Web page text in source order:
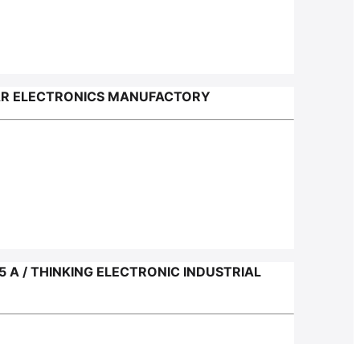
MANUFACTORY
ELECTRONIC INDUSTRIAL